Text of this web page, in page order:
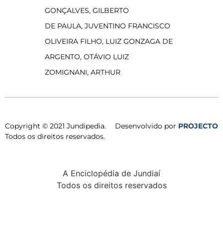
GONÇALVES, GILBERTO
DE PAULA, JUVENTINO FRANCISCO
OLIVEIRA FILHO, LUIZ GONZAGA DE
ARGENTO, OTÁVIO LUIZ
ZOMIGNANI, ARTHUR
Copyright © 2021 Jundipedia.
Todos os direitos reservados.
Desenvolvido por PROJECTO
A Enciclopédia de Jundiaí
Todos os direitos reservados